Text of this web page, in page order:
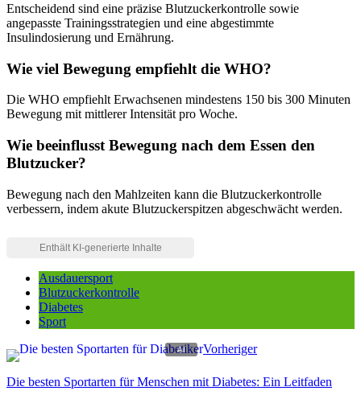
Entscheidend sind eine präzise Blutzuckerkontrolle sowie
angepasste Trainingsstrategien und eine abgestimmte
Insulindosierung und Ernährung.
Wie viel Bewegung empfiehlt die WHO?
Die WHO empfiehlt Erwachsenen mindestens 150 bis 300 Minuten
Bewegung mit mittlerer Intensität pro Woche.
Wie beeinflusst Bewegung nach dem Essen den
Blutzucker?
Bewegung nach den Mahlzeiten kann die Blutzuckerkontrolle
verbessern, indem akute Blutzuckerspitzen abgeschwächt werden.
Ausdauersport
Blutzuckerkontrolle
Diabetes
Sport
Vorheriger
Die besten Sportarten für Menschen mit Diabetes: Ein Leitfaden